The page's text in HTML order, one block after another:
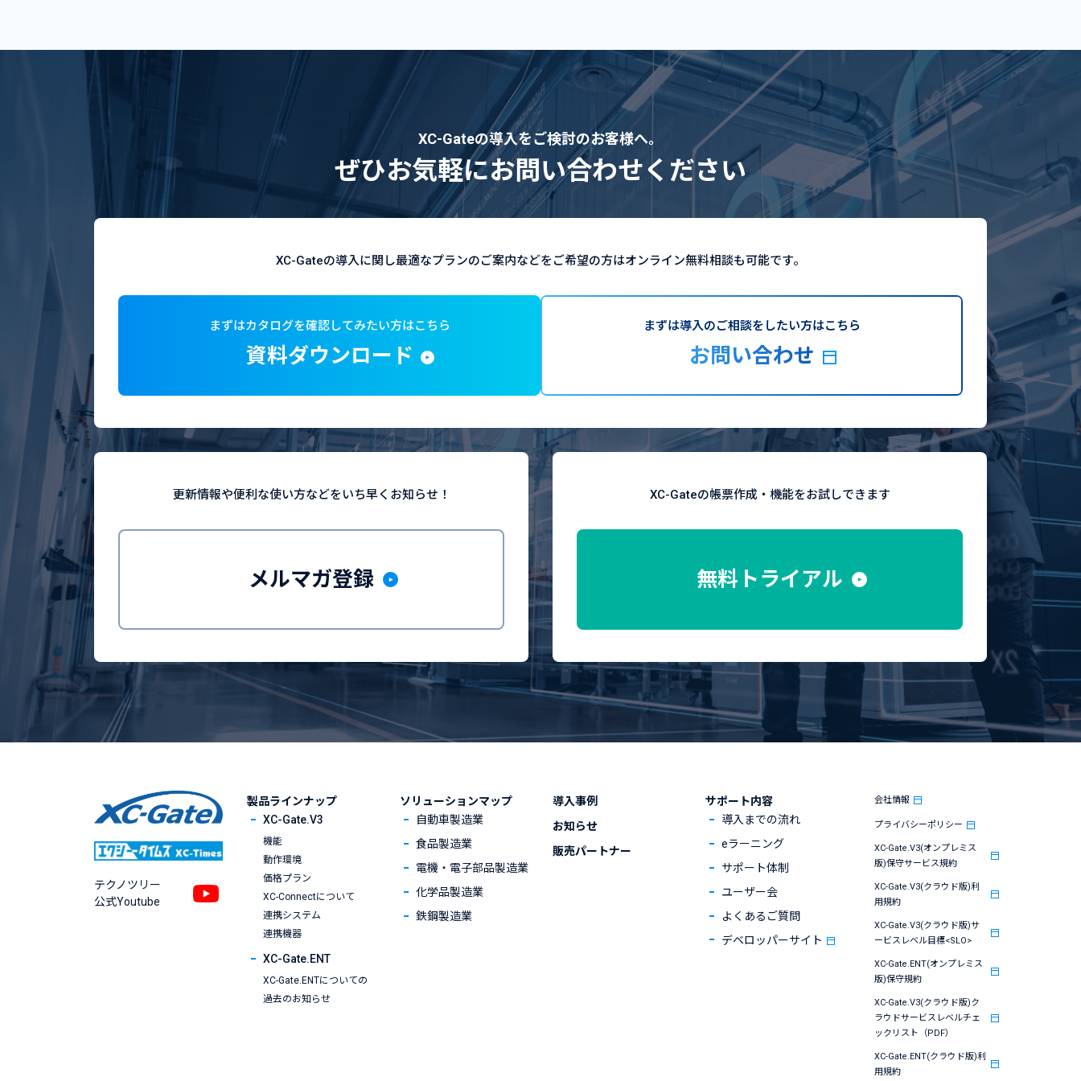
XC-Gateの導入をご検討のお客様へ。
ぜひお気軽にお問い合わせください
XC-Gateの導入に関し最適なプランのご案内などをご希望の方はオンライン無料相談も可能です。
まずはカタログを確認してみたい方はこちら
資料ダウンロード
まずは導入のご相談をしたい方はこちら
お問い合わせ
XC-Gateの帳票作成・機能をお試しできます
無料トライアル
更新情報や便利な使い方などをいち早くお知らせ！
メルマガ登録
テクノツリー
公式Youtube
製品ラインナップ
XC-Gate.V3
機能
動作環境
価格プラン
XC-Connectについて
連携システム
連携機器
XC-Gate.ENT
XC-Gate.ENTについての
過去のお知らせ
ソリューションマップ
自動車製造業
食品製造業
電機・電子部品製造業
化学品製造業
鉄鋼製造業
導入事例
お知らせ
販売パートナー
サポート内容
導入までの流れ
eラーニング
サポート体制
ユーザー会
よくあるご質問
デベロッパーサイト
会社情報
プライバシーポリシー
XC-Gate.V3(オンプレミス
版)保守サービス規約
XC-Gate.V3(クラウド版)利
用規約
XC-Gate.V3(クラウド版)サ
ービスレベル目標<SLO>
XC-Gate.ENT(オンプレミス
版)保守規約
XC-Gate.V3(クラウド版)ク
ラウドサービスレベルチェ
ックリスト（PDF）
XC-Gate.ENT(クラウド版)利
用規約